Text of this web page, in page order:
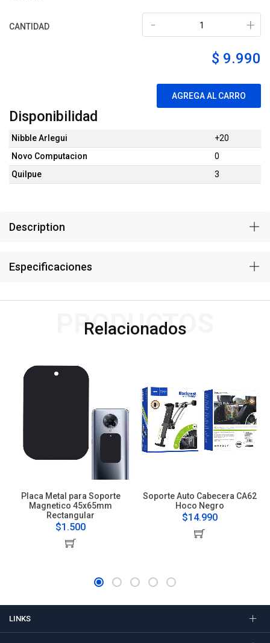
CANTIDAD +
-
$ 9.990
AGREGA AL CARRO
Disponibilidad
Nibble Arlegui
+20
Novo Computacion
0
Quilpue
3
Description
Especificaciones
Relacionados
PRODUCTOS
Placa Metal para Soporte
Magnetico 45x65mm
Rectangular
$1.500
Soporte Auto Cabecera CA62
Hoco Negro
$14.990
LINKS